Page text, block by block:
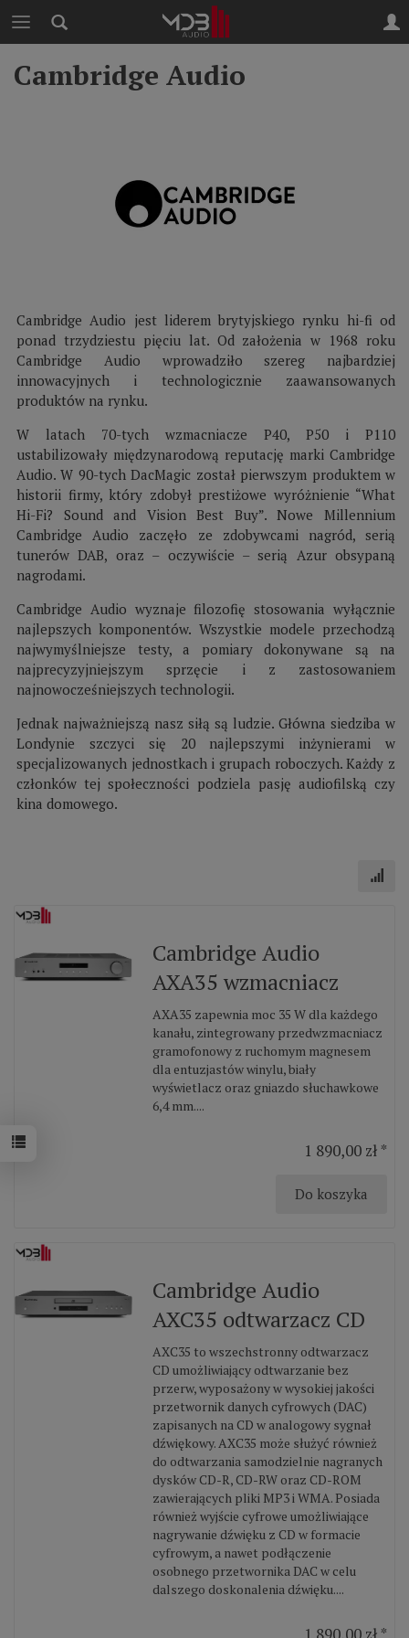
Cambridge Audio
Cambridge Audio jest liderem brytyjskiego rynku hi-fi od
ponad trzydziestu pięciu lat. Od założenia w 1968 roku
Cambridge Audio wprowadziło szereg najbardziej
innowacyjnych i technologicznie zaawansowanych
produktów na rynku.
W latach 70-tych wzmacniacze P40, P50 i P110
ustabilizowały międzynarodową reputację marki Cambridge
Audio. W 90-tych DacMagic został pierwszym produktem w
historii firmy, który zdobył prestiżowe wyróżnienie “What
Hi-Fi? Sound and Vision Best Buy”. Nowe Millennium
Cambridge Audio zaczęło ze zdobywcami nagród, serią
tunerów DAB, oraz – oczywiście – serią Azur obsypaną
nagrodami.
Cambridge Audio wyznaje filozofię stosowania wyłącznie
najlepszych komponentów. Wszystkie modele przechodzą
najwymyślniejsze testy, a pomiary dokonywane są na
najprecyzyjniejszym sprzęcie i z zastosowaniem
najnowocześniejszych technologii.
Jednak najważniejszą nasz siłą są ludzie. Główna siedziba w
Londynie szczyci się 20 najlepszymi inżynierami w
specjalizowanych jednostkach i grupach roboczych. Każdy z
członków tej społeczności podziela pasję audiofilską czy
kina domowego.
Cambridge Audio
AXA35 wzmacniacz
AXA35 zapewnia moc 35 W dla każdego
kanału, zintegrowany przedwzmacniacz
gramofonowy z ruchomym magnesem
dla entuzjastów winylu, biały
wyświetlacz oraz gniazdo słuchawkowe
6,4 mm....
1 890,00 zł *
Do koszyka
Cambridge Audio
AXC35 odtwarzacz CD
AXC35 to wszechstronny odtwarzacz
CD umożliwiający odtwarzanie bez
przerw, wyposażony w wysokiej jakości
przetwornik danych cyfrowych (DAC)
zapisanych na CD w analogowy sygnał
dźwiękowy. AXC35 może służyć również
do odtwarzania samodzielnie nagranych
dysków CD-R, CD-RW oraz CD-ROM
zawierających pliki MP3 i WMA. Posiada
również wyjście cyfrowe umożliwiające
nagrywanie dźwięku z CD w formacie
cyfrowym, a nawet podłączenie
osobnego przetwornika DAC w celu
dalszego doskonalenia dźwięku....